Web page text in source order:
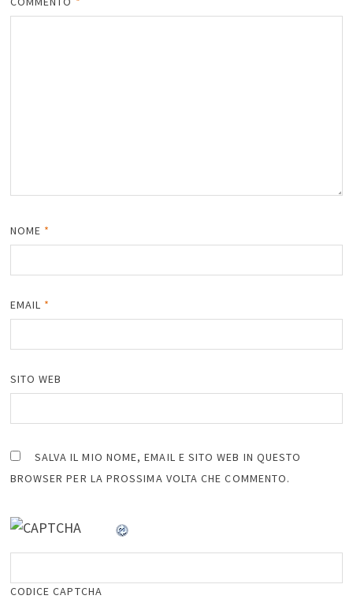
NOME *
EMAIL *
SITO WEB
SALVA IL MIO NOME, EMAIL E SITO WEB IN QUESTO
BROWSER PER LA PROSSIMA VOLTA CHE COMMENTO.
CODICE CAPTCHA